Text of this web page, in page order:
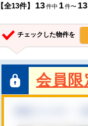
【全13件】 13件中 1件〜 13
チェックした物件を
会員